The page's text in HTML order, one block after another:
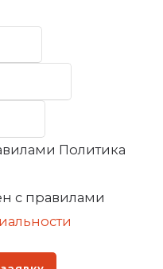
Политика
с правилами